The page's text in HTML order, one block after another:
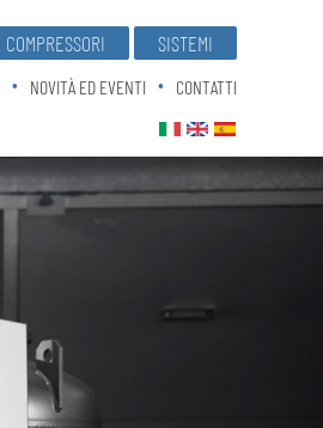
COMPRESSORI SISTEMI
NOVITÀ ED EVENTI CONTATTI